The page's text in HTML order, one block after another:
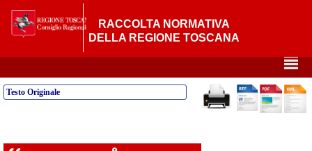
RACCOLTA NORMATIVA
DELLA REGIONE TOSCANA
²
Testo Originale